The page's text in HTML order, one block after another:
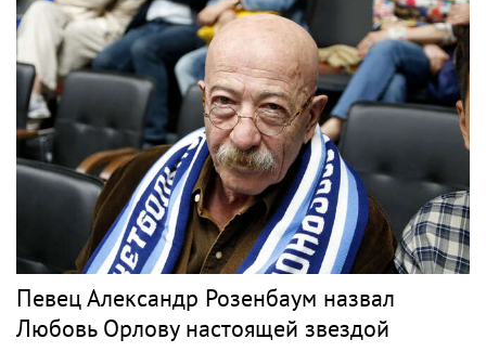
Рэпер ST получил награду от Путина
ЭЛДЖЕЙ Рок